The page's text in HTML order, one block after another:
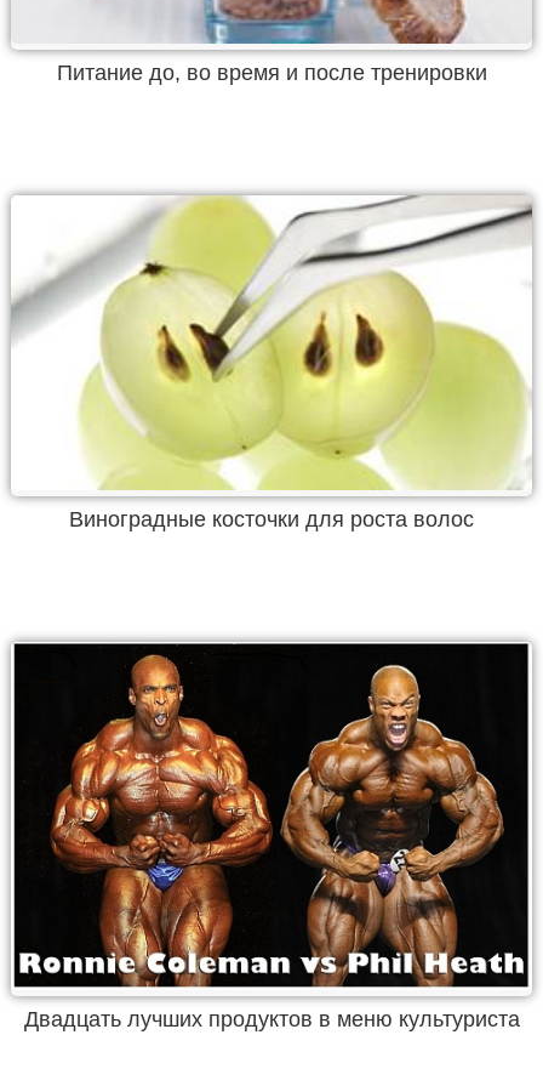
Питание до, во время и после тренировки
Виноградные косточки для роста волос
Двадцать лучших продуктов в меню культуриста